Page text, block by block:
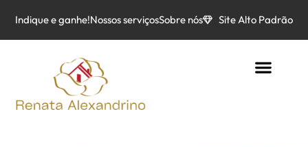
Indique e ganhe!Nossos serviçosSobre nós Site Alto Padrão